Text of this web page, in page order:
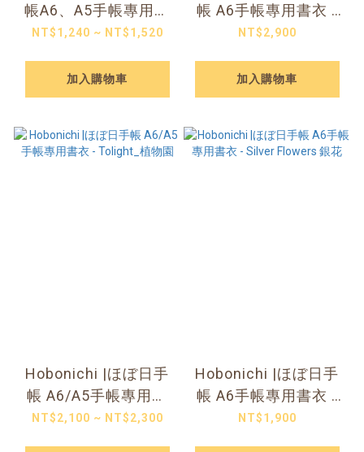
帳A6、A5手帳專用書
衣 - 塔麻可吉
NT$1,240 ~ NT$1,520
加入購物車
帳 A6手帳專用書衣 -
皆川明 - Skyful 滿天
NT$2,900
加入購物車
Hobonichi |ほぼ日手
帳 A6/A5手帳專用書
衣 - Tolight_植物園
NT$2,100 ~ NT$2,300
Hobonichi |ほぼ日手
帳 A6手帳專用書衣 -
Silver Flowers 銀花
NT$1,900